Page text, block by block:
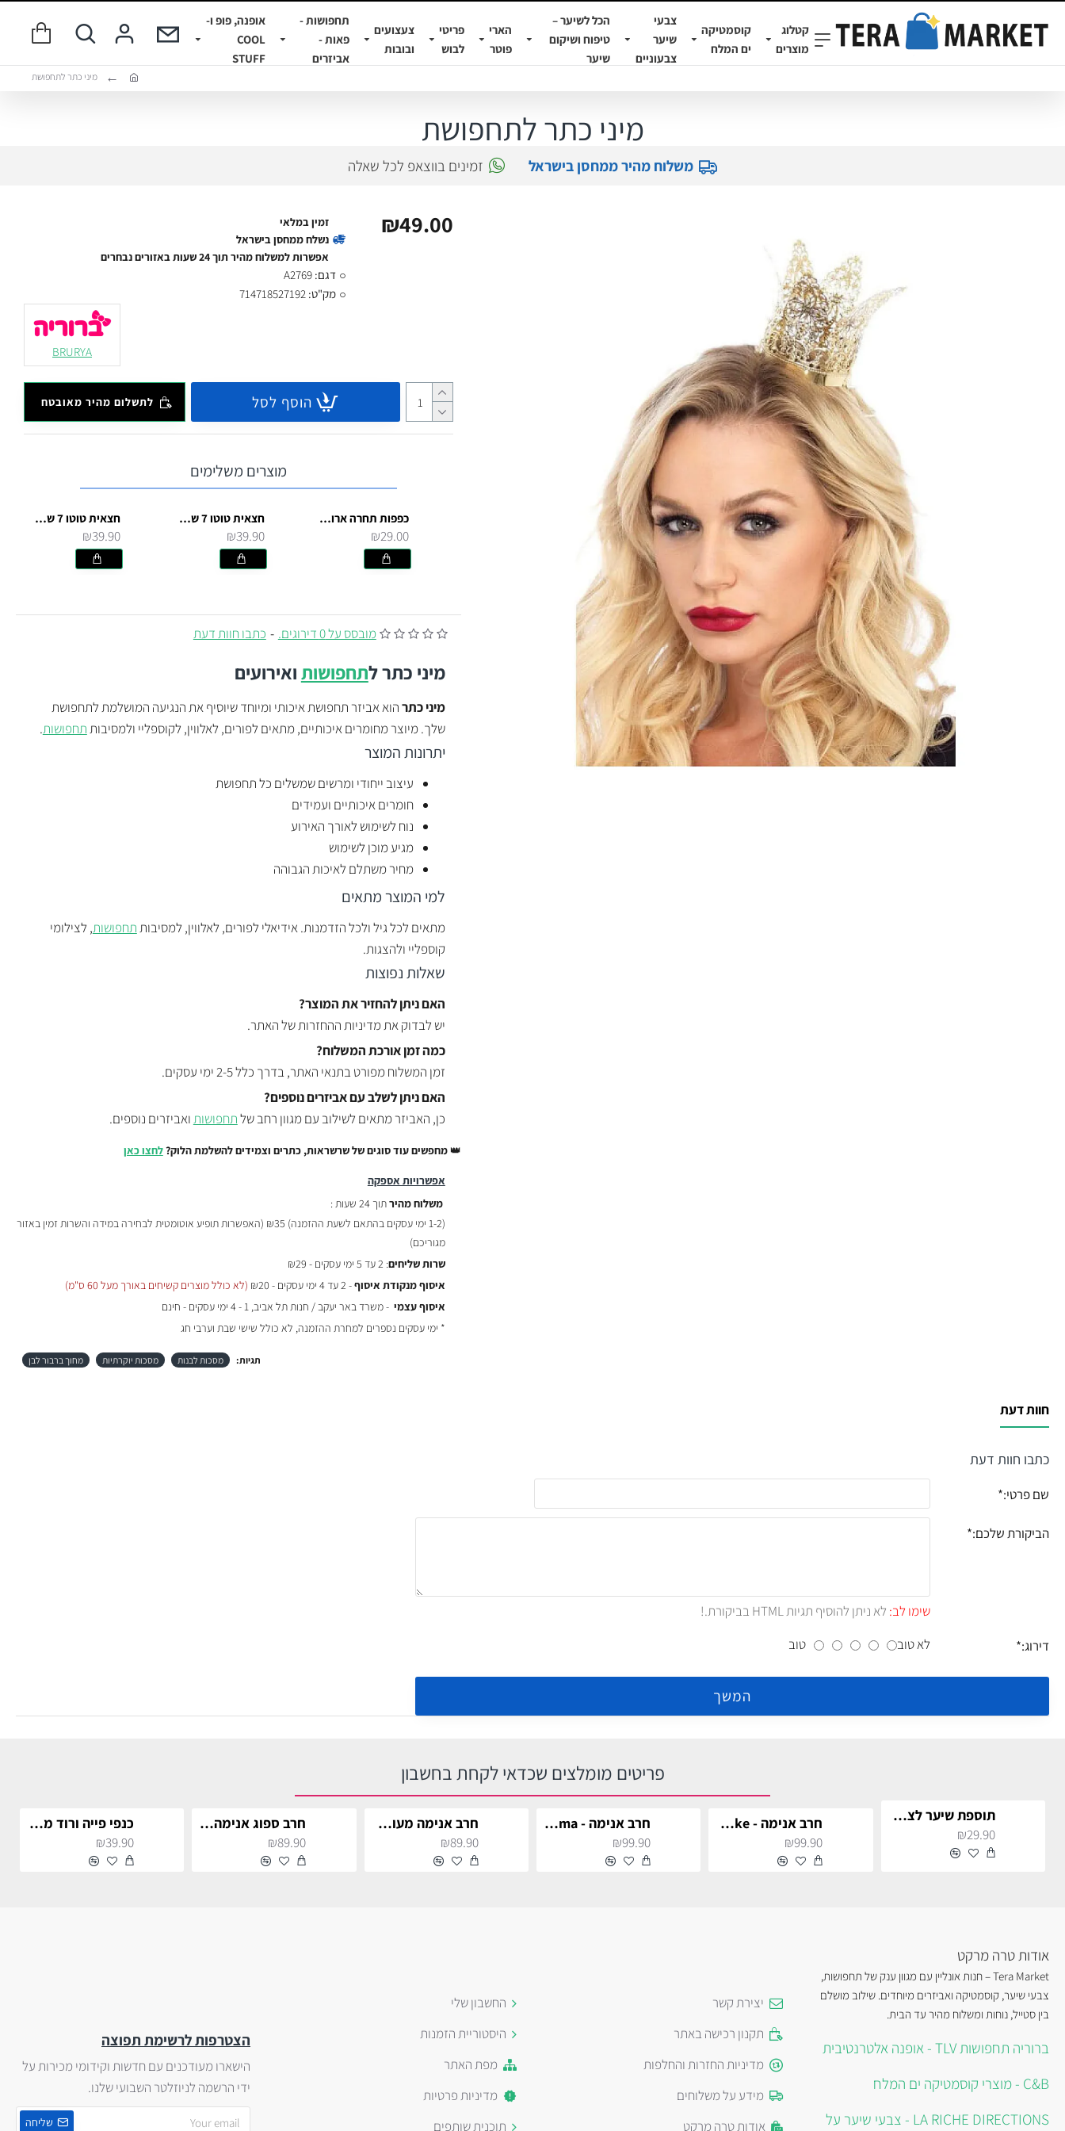
קטלוג
מוצרים
קוסמטיקה
ים המלח
צבעי
שיער
צבעוניים
הכל לשיער –
טיפוח ושיקום
שיער
הארי
פוטר
פריטי
לבוש
צעצועים
ובובות
תחפושות -
פאות -
אביזרים
אופנה, פופ ו-
COOL
STUFF
מיני כתר לתחפושת
מיני כתר לתחפושת
משלוח מהיר ממחסן בישראל זמינים בווצאפ לכל שאלה
מובסס על 0 דירוגים. - כתבו חוות דעת
₪49.00
זמין במלאי
נשלח ממחסן בישראל
אפשרות למשלוח מהיר תוך 24 שעות באזורים נבחרים
דגם: A2769
מק"ט: 714718527192
BRURYA
הוסף לסל לתשלום מהיר מאובטח
מוצרים משלימים
כפפות תחרה ארוכות שחורות לתחפושת
₪29.00
חצאית טוטו 7 שכבות - לבן
₪39.90
חצאית טוטו 7 שכבות - שחור
₪39.90
אפשרויות אספקה
משלוח מהירתוך 24 שעות :
(1-2 ימי עסקים בהתאם לשעת ההזמנה)
₪35 (האפשרות תופיע אוטומטית לבחירה במידה והשרות זמין באזור
מגוריכם)
שרות שליחים: 2 עד 5 ימי עסקים - ₪29
איסוף מנקודת איסוף- 2 עד 4 ימי עסקים - ₪20
(לא כולל מוצרים קשיחים באורך מעל 60 ס"מ)
איסוף עצמי - משרד באר יעקב / חנות תל אביב, 1 - 4 ימי עסקים - חינם
* ימי עסקים נספרים למחרת ההזמנה, לא כולל שישי שבת וערבי חג
👑מחפשים עוד סוגים של שרשראות, כתרים וצמידים להשלמת הלוק?לחצו כאן
מיני כתרלתחפושותואירועים
מיני כתרהוא אביזר תחפושת איכותי ומיוחד שיוסיף את הנגיעה המושלמת לתחפושת
שלך. מיוצר מחומרים איכותיים, מתאים לפורים, לאלווין, לקוספליי ולמסיבותתחפושות.
יתרונות המוצר
עיצוב ייחודי ומרשים שמשלים כל תחפושת
חומרים איכותיים ועמידים
נוח לשימוש לאורך האירוע
מגיע מוכן לשימוש
מחיר משתלם לאיכות הגבוהה
למי המוצר מתאים
מתאים לכל גיל ולכל הזדמנות. אידיאלי לפורים, לאלווין, למסיבותתחפושות, לצילומי
קוספליי ולהצגות.
שאלות נפוצות
האם ניתן להחזיר את המוצר?
יש לבדוק את מדיניות ההחזרות של האתר.
כמה זמן אורכת המשלוח?
זמן המשלוח מפורט בתנאי האתר, בדרך כלל 2-5 ימי עסקים.
האם ניתן לשלב עם אביזרים נוספים?
כן, האביזר מתאים לשילוב עם מגוון רחב שלתחפושותואביזרים נוספים.
תגיות: מסכות לבנות מסכות יוקרתיות מחוך ברבור לבן
חוות דעת
כתבו חוות דעת
שם פרטי:
הביקורת שלכם:
שימו לב: לא ניתן להוסיף תגיות HTML בביקורת.!
דירוג:
לא טוב טוב
המשך
פריטים מומלצים שכדאי לקחת בחשבון
תוספת שיער לצמות - פוקסיה לתחפושת
₪29.90
חרב אנימה - Inosuke לתחפושת וקוספליי
₪99.90
חרב אנימה - Zenitsu Agatsuma לתחפושת וקוספליי
₪99.90
חרב אנימה מעוצבת לתחפושת וקוספליי
₪89.90
חרב ספוג אנימה bleach לתחפושת וקוספליי
₪89.90
כנפי פייה ורוד מעוטרות + תאורה צבעונית לתחפושת קוספליי
₪39.90
אודות טרה מרקט
Tera Market – חנות אונליין עם מגוון ענק של תחפושות,
צבעי שיער, קוסמטיקה ואביזרים מיוחדים. שילוב מושלם
בין סטייל, נוחות ומשלוח מהיר עד הבית.
ברוריה תחפושות TLV - אופנה אלטרנטיבית
C&B - מוצרי קוסמטיקה ים המלח
LA RICHE DIRECTIONS - צבעי שיער על
יצירת קשר
תקנון רכישה באתר
מדיניות החזרות והחלפות
מידע על משלוחים
אודות טרה מרקט
החשבון שלי
היסטוריית הזמנות
מפת האתר
מדיניות פרטיות
תוכנית שותפים
הצטרפות לרשימת תפוצה
הישארו מעודכנים עם חדשות וקידומי מכירות על
ידי הרשמה לניוזלטר השבועי שלנו.
שליחה